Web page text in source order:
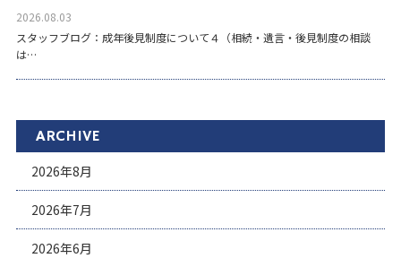
2026.08.03
スタッフブログ：成年後見制度について４（相続・遺言・後見制度の相談
は…
ARCHIVE
2026年8月
2026年7月
2026年6月